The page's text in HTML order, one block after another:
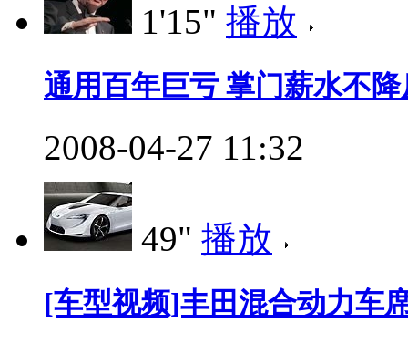
1'15" 播放
通用百年巨亏 掌门薪水不
2008-04-27 11:32
49" 播放
[车型视频]丰田混合动力车